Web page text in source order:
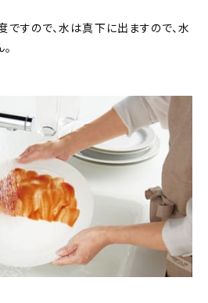
ですので、水は真下に出ますので、水